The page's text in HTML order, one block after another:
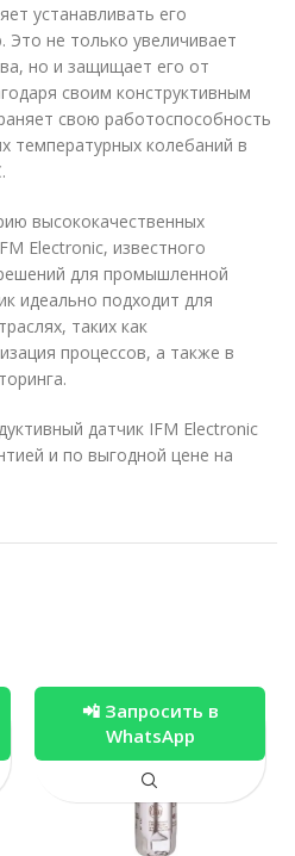
устанавливать его
Это не только увеличивает
но и защищает его от
своим конструктивным
свою работоспособность
температурных колебаний в
высококачественных
Electronic, известного
для промышленной
идеально подходит для
таких как
процессов, а также в
датчик IFM Electronic
и по выгодной цене на
📲 Запросить в
WhatsApp